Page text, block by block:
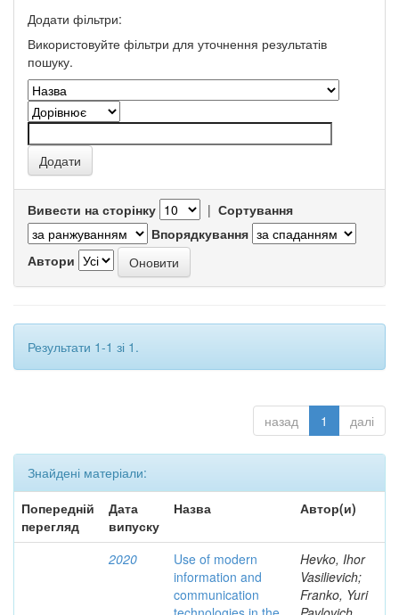
Додати фільтри:
Використовуйте фільтри для уточнення результатів
пошуку.
Вивести на сторінку | Сортування
Впорядкування
Автори
Результати 1-1 зі 1.
назад 1 далі
Знайдені матеріали:
Попередній
перегляд
Дата
випуску
Назва Автор(и)
2020
Use of modern
information and
communication
Hevko, Ihor
Vasilievich;
Franko, Yuri